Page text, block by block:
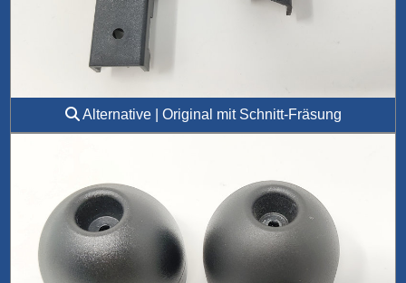
Alternative | Original mit Schnitt-Fräsung